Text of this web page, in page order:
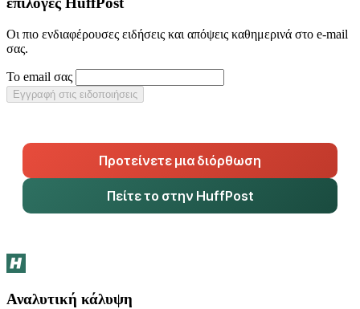
Οι πιο ενδιαφέρουσες ειδήσεις και απόψεις καθημερινά στο e-mail
σας.
Το email σας
Εγγραφή στις ειδοποιήσεις
Προτείνετε μια διόρθωση
Πείτε το στην HuffPost
Αναλυτική κάλυψη